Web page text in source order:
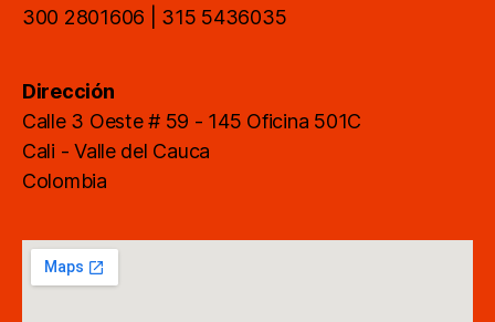
300 2801606 | 315 5436035
Dirección
Calle 3 Oeste # 59 - 145 Oficina 501C
Cali - Valle del Cauca
Colombia